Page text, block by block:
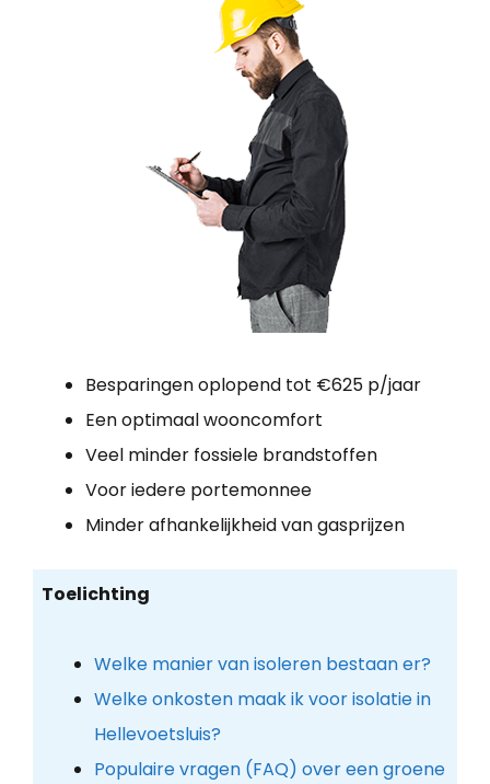
Besparingen oplopend tot €625 p/jaar
Een optimaal wooncomfort
Veel minder fossiele brandstoffen
Voor iedere portemonnee
Minder afhankelijkheid van gasprijzen
Toelichting
Welke manier van isoleren bestaan er?
Welke onkosten maak ik voor isolatie in
Hellevoetsluis?
Populaire vragen (FAQ) over een groene